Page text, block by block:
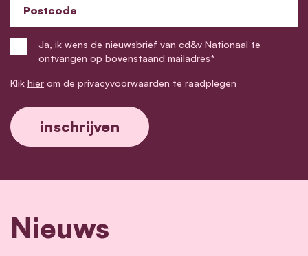
Postcode
Ja, ik wens de nieuwsbrief van cd&v Nationaal te
ontvangen op bovenstaand mailadres*
Klik hier om de privacyvoorwaarden te raadplegen
Nieuws